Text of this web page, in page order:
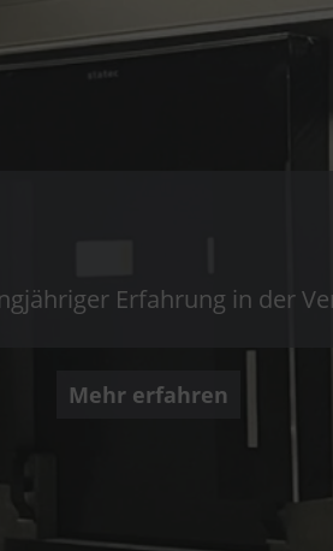
Erfahrung in der
Mehr erfahren